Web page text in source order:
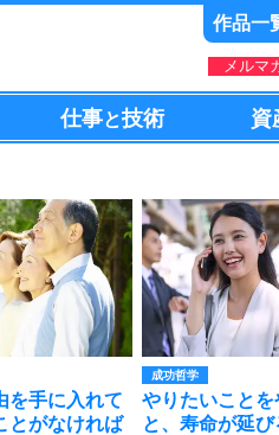
作品一
メルマ
仕事と技術 資
を手に入れて
とがなければ
成功哲学
やりたいことを
と、寿命が延び